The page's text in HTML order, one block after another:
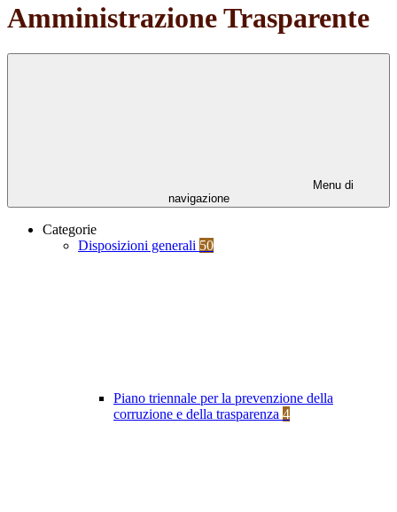
Amministrazione Trasparente
Menu di
navigazione
Categorie
Disposizioni generali 50
Piano triennale per la prevenzione della
corruzione e della trasparenza 4